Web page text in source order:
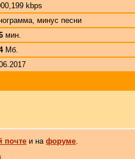
kbps
минус песни
мин.
Мб.
почте и нафоруме.
.